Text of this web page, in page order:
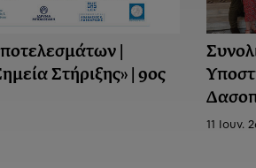
|
Στήριξης» | 9ος
11 Ιουν.